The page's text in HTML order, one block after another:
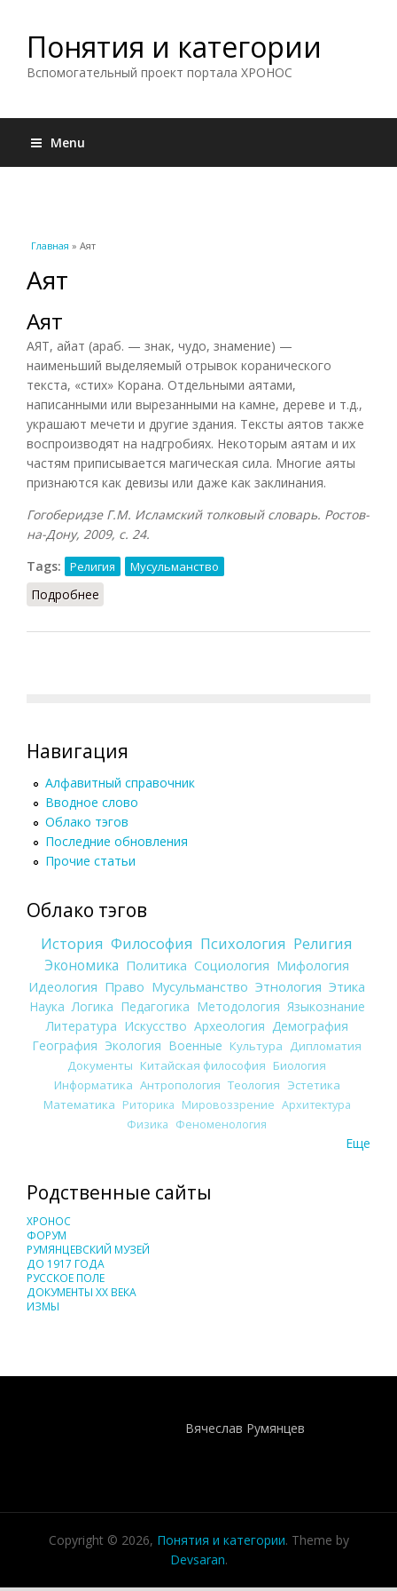
Понятия и категории
Вспомогательный проект портала ХРОНОС
Menu
Вы здесь
Главная » Аят
Аят
Аят
АЯТ, айат (араб. — знак, чудо, знамение) —
наименьший выделяемый отрывок коранического
текста, «стих» Корана. Отдельными аятами,
написанными или вырезанными на камне, дереве и т.д.,
украшают мечети и другие здания. Тексты аятов также
воспроизводят на надгробиях. Некоторым аятам и их
частям приписывается магическая сила. Многие аяты
признаются как девизы или даже как заклинания.
Гогоберидзе Г.М. Исламский толковый словарь. Ростов-
на-Дону, 2009, с. 24.
Tags:
Религия Мусульманство
Подробнее
Навигация
Алфавитный справочник
Вводное слово
Облако тэгов
Последние обновления
Прочие статьи
Облако тэгов
История Философия Психология Религия
Экономика Политика Социология Мифология
Идеология Право Мусульманство Этнология Этика
Наука Логика Педагогика Методология Языкознание
Литература Искусство Археология Демография
География Экология Военные Культура
Дипломатия
Документы Китайская философия Биология
Информатика Антропология Теология Эстетика
Математика Риторика Мировоззрение Архитектура
Физика Феноменология
Еще
Родственные сайты
ХРОНОС
ФОРУМ
РУМЯНЦЕВСКИЙ МУЗЕЙ
ДО 1917 ГОДА
РУССКОЕ ПОЛЕ
ДОКУМЕНТЫ XX ВЕКА
ИЗМЫ
Вячеслав Румянцев
Copyright © 2026, Понятия и категории. Theme by
Devsaran.